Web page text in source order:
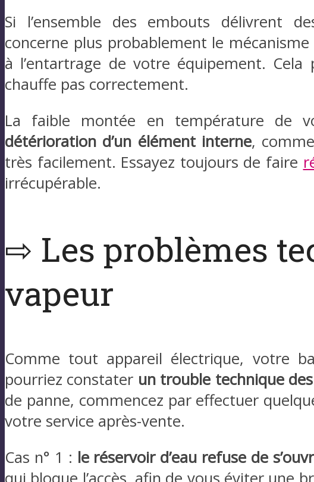
Si l’ensemble des embouts délivrent
concerne plus probablement le
à l’entartrage de votre équipement.
chauffe pas correctement.
La faible montée en température de
détérioration d’un élément interne,
très facilement. Essayez toujours de faire
irrécupérable.
⇨ Les problèmes
vapeur
Comme tout appareil électrique, votre
pourriez constater un trouble technique
de panne, commencez par effectuer
votre service après-vente.
Cas n° 1 : le réservoir d’eau refuse de